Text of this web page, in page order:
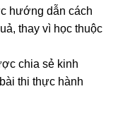
hướng dẫn cách
thay vì học thuộc
chia sẻ kinh
thi thực hành